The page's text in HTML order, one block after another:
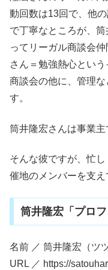
動回数は13回で、他
で丁寧なところが、
ってリーガル商談会
さん＝勉強熱心とい
商談会の他に、管理
す。
筒井隆宏さんは事業主
そんな彼ですが、忙
催地のメンバーを支え
筒井隆宏「プロ
名前 ／ 筒井隆宏（ツ
URL ／ https://